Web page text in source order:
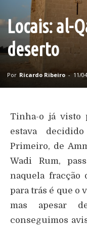
Locais: al-
deserto
Por Ricardo Ribeiro - 11/
Tinha-o já visto
estava
Primeiro, de
Wadi Rum,
naquela fracção
para trás é que o
mas apesar
conseguimos